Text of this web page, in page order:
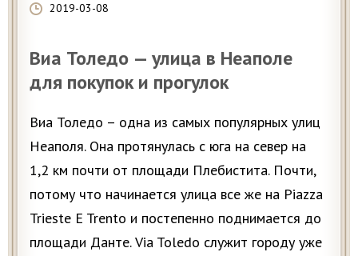
2019-03-08
Виа Толедо — улица в Неаполе
для покупок и прогулок
Виа Толедо – одна из самых популярных улиц
Неаполя. Она протянулась с юга на север на
1,2 км почти от площади Плебистита. Почти,
потому что начинается улица все же на Piazza
Trieste E Trento и постепенно поднимается до
площади Данте. Via Toledo служит городу уже